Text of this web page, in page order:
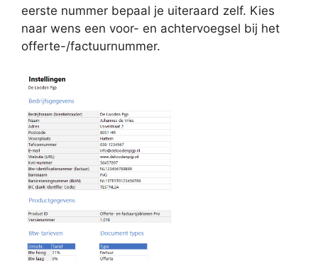
eerste nummer bepaal je uiteraard zelf. Kies
naar wens een voor- en achtervoegsel bij het
offerte-/factuurnummer.